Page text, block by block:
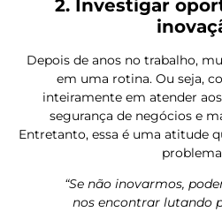
2. Investigar
Depois de anos no trabalho,
em uma rotina. Ou seja,
inteiramente em atender
segurança de negócios e
Entretanto, essa é uma atitude
“Se não inovarmos,
nos encontrar lutando